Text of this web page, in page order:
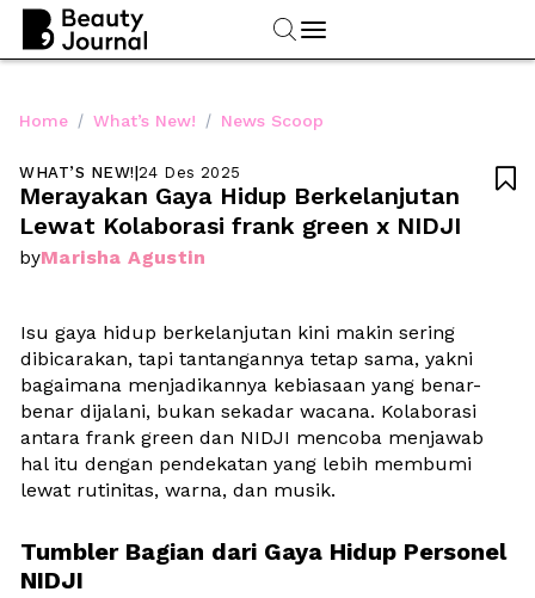
Home / What’s New! / News Scoop
WHAT’S NEW!|24 Des 2025
Merayakan Gaya Hidup Berkelanjutan
Lewat Kolaborasi frank green x NIDJI
byMarisha Agustin

Isu gaya hidup berkelanjutan kini makin sering
dibicarakan, tapi tantangannya tetap sama, yakni
bagaimana menjadikannya kebiasaan yang benar-
benar dijalani, bukan sekadar wacana. Kolaborasi
antara frank green dan NIDJI mencoba menjawab
hal itu dengan pendekatan yang lebih membumi
lewat rutinitas, warna, dan musik.
Tumbler Bagian dari Gaya Hidup Personel
NIDJI